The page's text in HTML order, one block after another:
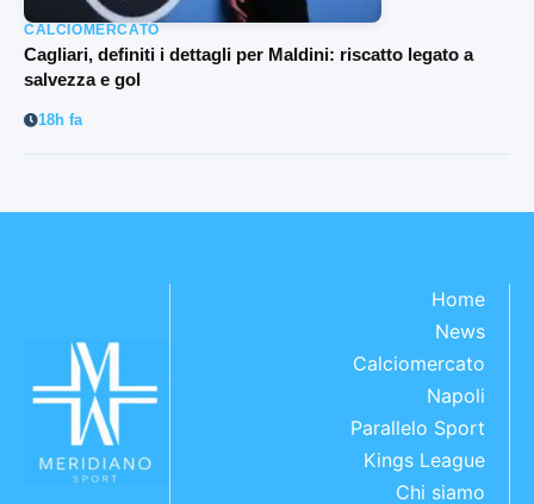
CALCIOMERCATO
Cagliari, definiti i dettagli per Maldini: riscatto legato a
salvezza e gol
18h fa
Home
News
Calciomercato
Napoli
Parallelo Sport
Kings League
Chi siamo